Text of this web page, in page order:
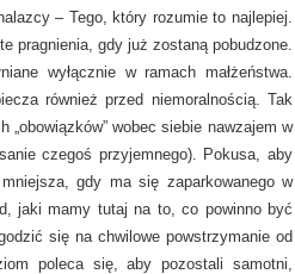
– Tego, który rozumie to najlepiej.
pragnienia, gdy już zostaną pobudzone.
wyłącznie w ramach małżeństwa.
również przed niemoralnością. Tak
wobec siebie nawzajem w
czegoś przyjemnego). Pokusa, aby
gdy ma się zaparkowanego w
jaki mamy tutaj na to, co powinno być
się na chwilowe powstrzymanie od
poleca się, aby pozostali samotni,